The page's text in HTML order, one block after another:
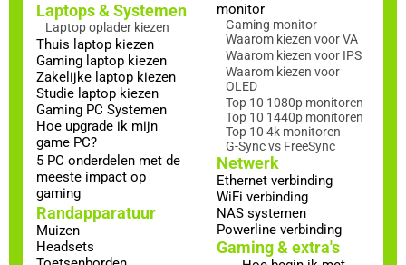
Laptops & Systemen
Laptop oplader kiezen
Thuis laptop kiezen
Gaming laptop kiezen
Zakelijke laptop kiezen
Studie laptop kiezen
Gaming PC Systemen
Hoe upgrade ik mijn
game PC?
5 PC onderdelen met de
meeste impact op
gaming
Randapparatuur
Muizen
Headsets
monitor
Gaming monitor
Waarom kiezen voor VA
Waarom kiezen voor IPS
Waarom kiezen voor
OLED
Top 10 1080p monitoren
Top 10 1440p monitoren
Top 10 4k monitoren
G-Sync vs FreeSync
Netwerk
Ethernet verbinding
WiFi verbinding
NAS systemen
Powerline verbinding
Gaming & extra's